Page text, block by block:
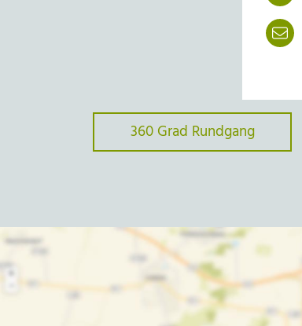
360 Grad Rundgang